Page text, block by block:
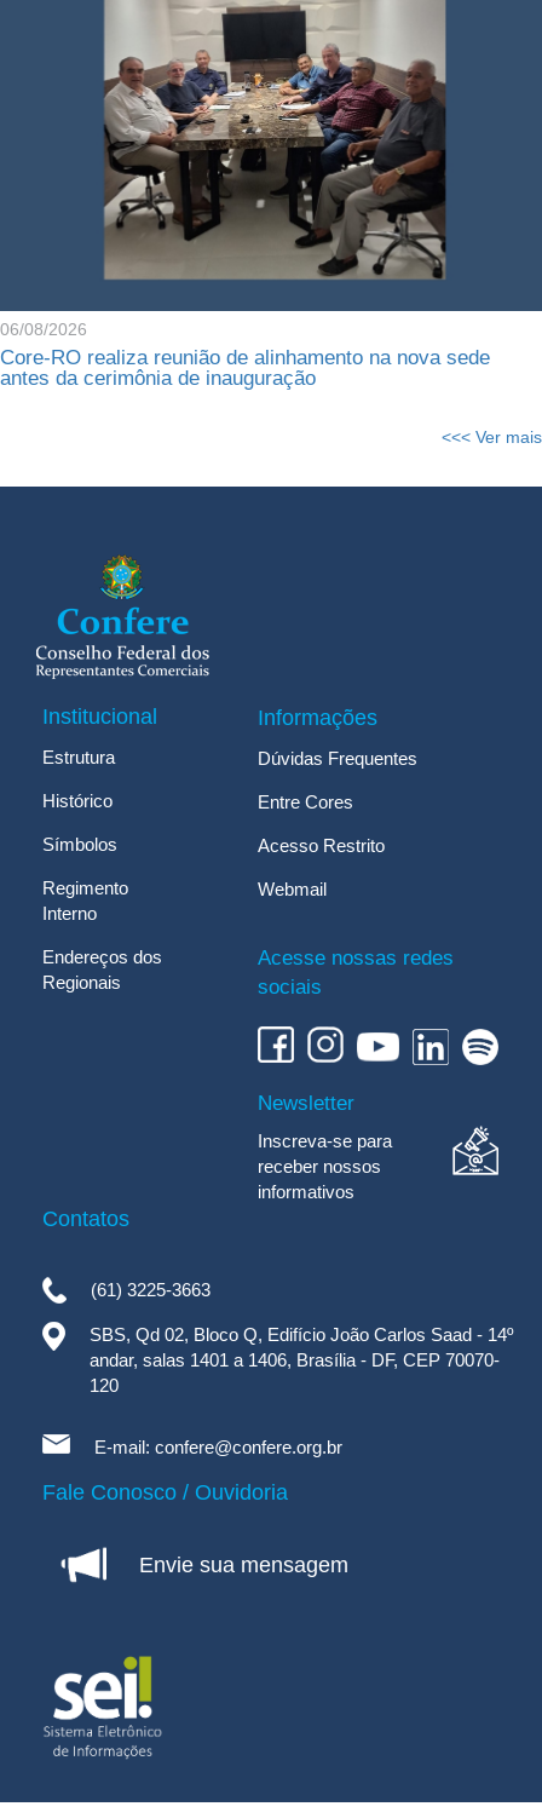
06/08/2026
Core-RO realiza reunião de alinhamento na nova sede
antes da cerimônia de inauguração
<<< Ver mais
Institucional
Estrutura
Histórico
Símbolos
Regimento
Interno
Endereços dos
Regionais
Informações
Dúvidas Frequentes
Entre Cores
Acesso Restrito
Webmail
Acesse nossas redes
sociais
Newsletter
Inscreva-se para
receber nossos
informativos
Contatos
(61) 3225-3663
SBS, Qd 02, Bloco Q, Edifício João Carlos Saad - 14º
andar, salas 1401 a 1406, Brasília - DF, CEP 70070-
120
E-mail: confere@confere.org.br
Fale Conosco / Ouvidoria
Envie sua mensagem